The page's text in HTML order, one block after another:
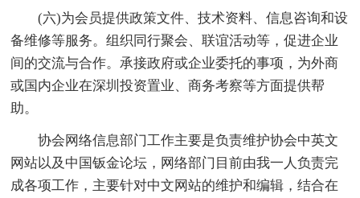
(六)为会员提供政策文件、技术资料、信息咨询和设
备维修等服务。组织同行聚会、联谊活动等，促进企业
间的交流与合作。承接政府或企业委托的事项，为外商
或国内企业在深圳投资置业、商务考察等方面提供帮
助。
协会网络信息部门工作主要是负责维护协会中英文
网站以及中国钣金论坛，网络部门目前由我一人负责完
成各项工作，主要针对中文网站的维护和编辑，结合在